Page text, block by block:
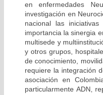
en enfermedades
investigación en
nacional las
importancia la sinergia
multisede y
y otros grupos,
de conocimiento,
requiere la integración
asociación en
particularmente ADN,